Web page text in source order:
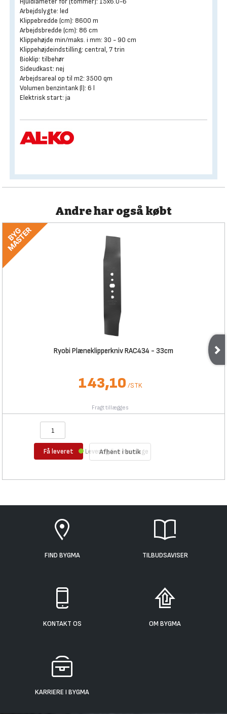
Arbejdslygte: led
Klippebredde (cm): 8600 m
Arbejdsbredde (cm): 86 cm
Klippehøjde min/maks. i mm: 30 - 90 cm
Klippehøjdeindstilling: central, 7 trin
Bioklip: tilbehør
Sideudkast: nej
Arbejdsareal op til m2: 3500 qm
Volumen benzintank (l): 6 l
Elektrisk start: ja
Andre har også købt
Ryobi Plæneklipperkniv RAC434 - 33cm
143,10 /STK
Fragt tillægges
Få leveret Afhent i butik
Levering 5-6 hverdage
FIND BYGMA TILBUDSAVISER
KONTAKT OS OM BYGMA
KARRIERE I BYGMA